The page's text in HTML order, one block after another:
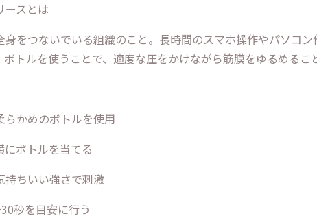
ースとは
をつないでいる組織のこと。長時間のスマホ操作やパソコ
トルを使うことで、適度な圧をかけながら筋膜をゆるめるこ
らかめのボトルを使用
にボトルを当てる
持ちいい強さで刺激
秒を目安に行う